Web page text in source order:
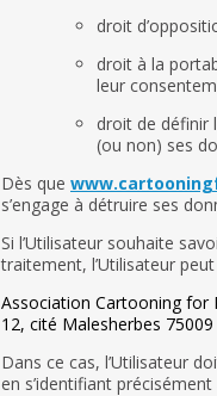
droit
droit à la
leur
droit de définir
(ou non) ses
Dès que
s’engage à détruire ses
Si l’Utilisateur souhaite
traitement, l’Utilisateur
Association Cartooning for
12, cité Malesherbes 75009
Dans ce cas, l’Utilisateur
en s’identifiant